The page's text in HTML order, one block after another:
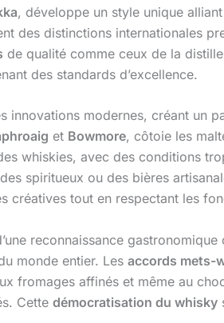
, développe un style unique
des distinctions internationales
de qualité comme ceux de la
des standards d’excellence.
innovations modernes, créant un
et Bowmore, côtoie les
whiskies, avec des conditions
spiritueux ou des bières
créatives tout en respectant les
reconnaissance gastronomique
monde entier. Les accords mets-
fromages affinés et même au
Cette démocratisation du whisky